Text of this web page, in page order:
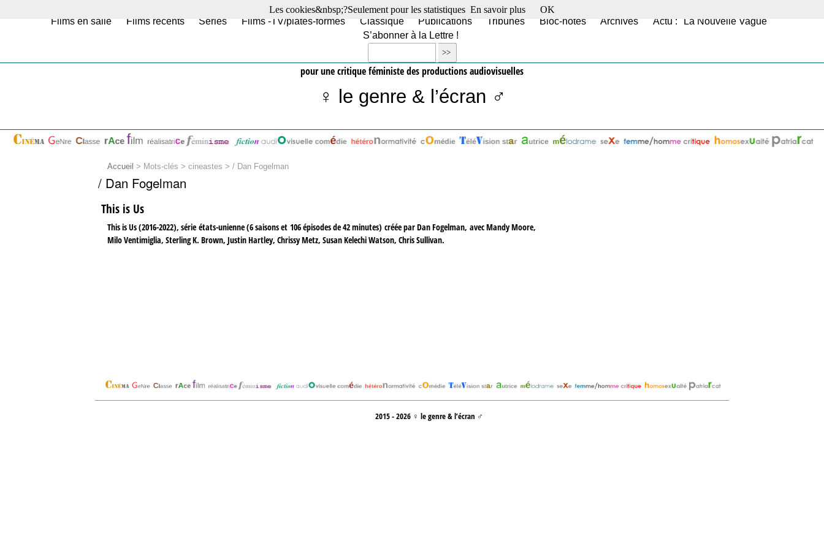
Films en salle Films récents Séries Films -TV/plates-formes Classique Publications Tribunes Bloc-notes Archives
Actu : "La Nouvelle Vague"
S’abonner à la Lettre !
pour une critique féministe des productions audiovisuelles
♀ le genre & l’écran ♂
Accueil > Mots-clés > cineastes > / Dan Fogelman
/ Dan Fogelman
This is Us
This is Us (2016-2022), série états-unienne (6 saisons et 106 épisodes de 42 minutes) créée par Dan Fogelman, avec Mandy Moore,
Milo Ventimiglia, Sterling K. Brown, Justin Hartley, Chrissy Metz, Susan Kelechi Watson, Chris Sullivan.
2015 - 2026 ♀ le genre & l’écran ♂
Les cookies&nbsp;?Seulement pour les statistiques En savoir plus OK